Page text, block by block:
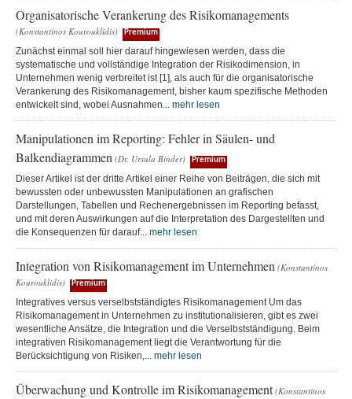
Organisatorische Verankerung des Risikomanagements
(Konstantinos Kourouklidis) Premium
Zunächst einmal soll hier darauf hingewiesen werden, dass die
systematische und vollständige Integration der Risikodimension, in
Unternehmen wenig verbreitet ist [1], als auch für die organisatorische
Verankerung des Risikomanagement, bisher kaum spezifische Methoden
entwickelt sind, wobei Ausnahmen... mehr lesen
Manipulationen im Reporting: Fehler in Säulen- und
Balkendiagrammen (Dr. Ursula Binder) Premium
Dieser Artikel ist der dritte Artikel einer Reihe von Beiträgen, die sich mit
bewussten oder unbewussten Manipulationen an grafischen
Darstellungen, Tabellen und Rechenergebnissen im Reporting befasst,
und mit deren Auswirkungen auf die Interpretation des Dargestellten und
die Konsequenzen für darauf... mehr lesen
Integration von Risikomanagement im Unternehmen (Konstantinos
Kourouklidis)
Premium
Integratives versus verselbstständigtes Risikomanagement Um das
Risikomanagement in Unternehmen zu institutionalisieren, gibt es zwei
wesentliche Ansätze, die Integration und die Verselbstständigung. Beim
integrativen Risikomanagement liegt die Verantwortung für die
Berücksichtigung von Risiken,... mehr lesen
Überwachung und Kontrolle im Risikomanagement (Konstantinos